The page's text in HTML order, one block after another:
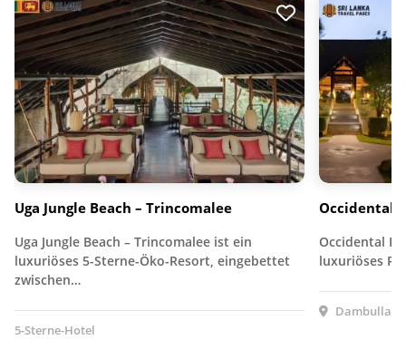
Uga Jungle Beach – Trincomalee
Uga Jungle Beach – Trincomalee ist ein
luxuriöses 5-Sterne-Öko-Resort, eingebettet
zwischen…
5-Sterne-Hotel
Occidental
Occidental
luxuriöses
Dambulla,